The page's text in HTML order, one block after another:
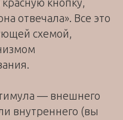
кнопку,
отвечала». Все это
схемой,
— внешнего
внутреннего (вы